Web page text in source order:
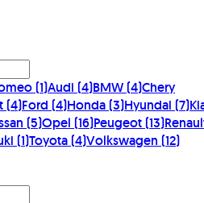
(1)Audi (4)BMW(4)Chery
(4)Ford (4)Honda(3)Hyundai (7)
(5)Opel (16)Peugeot(13)
(1)Toyota(4)Volkswagen (12)